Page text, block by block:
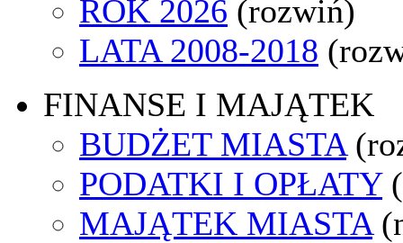
ROK 2026 (rozwiń)
LATA 2008-2018
FINANSE I MAJĄTEK
BUDŻET MIASTA
PODATKI I OPŁATY
MAJĄTEK MIASTA